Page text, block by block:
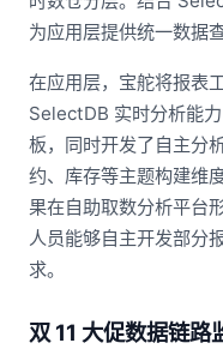
为应用层提供统一数据
在应用层，宝舵将报表
SelectDB 实时分析能
板，同时开发了自主分
约、库存等主题构建维
果在自助取数分析平台
人员能够自主开发部分
求。
双 11 大促数据链路